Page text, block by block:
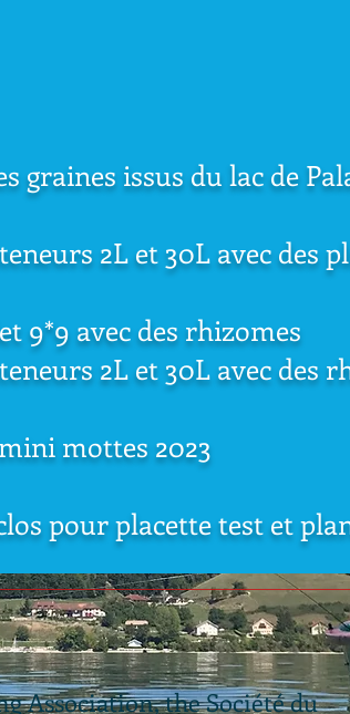
graines issus du lac de
2L et 30L avec des
9*9 avec des rhizomes
2L et 30L avec des
mottes 2023
pour placette test et
Association, the Société du